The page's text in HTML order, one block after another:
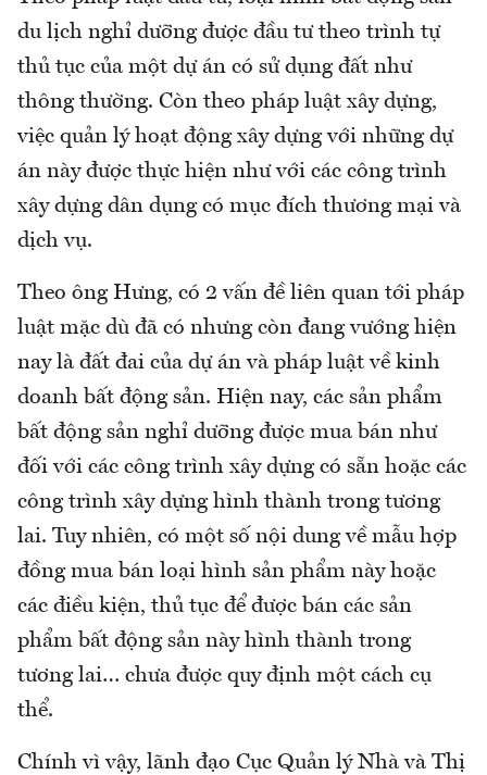
du lịch nghỉ dưỡng được đầu tư theo trình tự
thủ tục của một dự án có sử dụng đất như
thông thường. Còn theo pháp luật xây dựng,
việc quản lý hoạt động xây dựng với những dự
án này được thực hiện như với các công trình
xây dựng dân dụng có mục đích thương mại và
dịch vụ.
Theo ông Hưng, có 2 vấn đề liên quan tới pháp
luật mặc dù đã có nhưng còn đang vướng hiện
nay là đất đai của dự án và pháp luật về kinh
doanh bất động sản. Hiện nay, các sản phẩm
bất động sản nghỉ dưỡng được mua bán như
đối với các công trình xây dựng có sẵn hoặc các
công trình xây dựng hình thành trong tương
lai. Tuy nhiên, có một số nội dung về mẫu hợp
đồng mua bán loại hình sản phẩm này hoặc
các điều kiện, thủ tục để được bán các sản
phẩm bất động sản này hình thành trong
tương lai… chưa được quy định một cách cụ
thể.
Chính vì vậy, lãnh đạo Cục Quản lý Nhà và Thị